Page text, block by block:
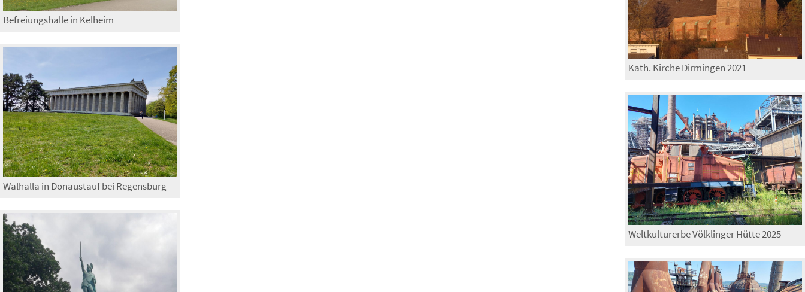
Befreiungshalle in Kelheim
Walhalla in Donaustauf bei Regensburg
Kath. Kirche Dirmingen 2021
Weltkulturerbe Völklinger Hütte 2025